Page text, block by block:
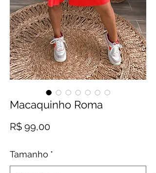
Macaquinho Roma
R$ 99,00Preço
Tamanho *